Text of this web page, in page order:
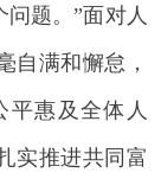
题。”面对人
自满和懈怠，
平惠及全体人
实推进共同富